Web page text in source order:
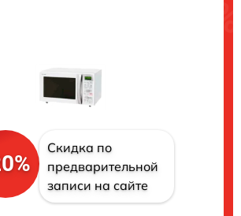
Скидка по
предварительной
записи на сайте